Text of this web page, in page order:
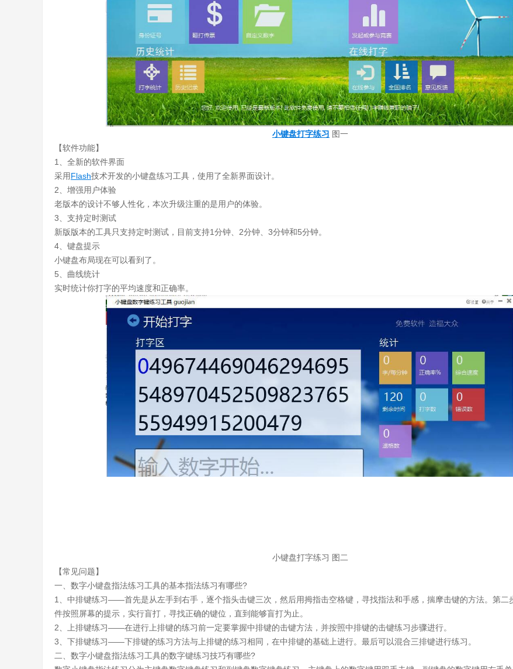
小键盘打字练习 图一
【软件功能】
1、全新的软件界面
采用Flash技术开发的小键盘练习工具，使用了全新界面设计。
2、增强用户体验
老版本的设计不够人性化，本次升级注重的是用户的体验。
3、支持定时测试
新版版本的工具只支持定时测试，目前支持1分钟、2分钟、3分钟和5分钟。
4、键盘提示
小键盘布局现在可以看到了。
5、曲线统计
实时统计你打字的平均速度和正确率。
小键盘打字练习 图二
【常见问题】
一、数字小键盘指法练习工具的基本指法练习有哪些?
1、中排键练习——首先是从左手到右手，逐个指头击键三次，然后用拇指击空格键，寻找指法和手感，揣摩击键的方法。第二
件按照屏幕的提示，实行盲打，寻找正确的键位，直到能够盲打为止。
2、上排键练习——在进行上排键的练习前一定要掌握中排键的击键方法，并按照中排键的击键练习步骤进行。
3、下排键练习——下排键的练习方法与上排键的练习相同，在中排键的基础上进行。最后可以混合三排键进行练习。
二、数字小键盘指法练习工具的数字键练习技巧有哪些?